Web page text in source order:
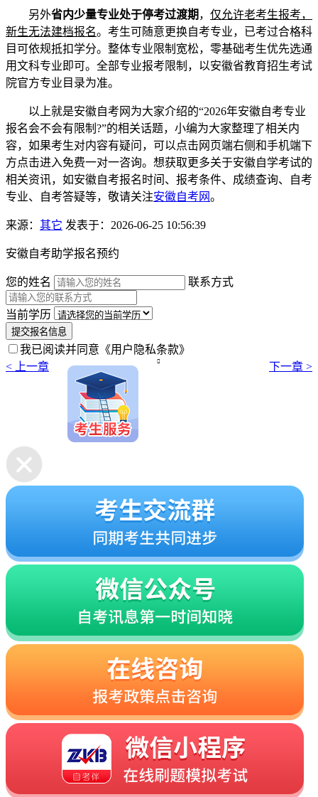
另外省内少量专业处于停考过渡期 ， 仅允许老考生报考，
新生无法建档报名。考生可随意更换自考专业，已考过合格科
目可依规抵扣学分。整体专业限制宽松，零基础考生优先选通
用文科专业即可。全部专业报考限制，以安徽省教育招生考试
院官方专业目录为准。
以上就是安徽自考网为大家介绍的“2026年安徽自考专业
报名会不会有限制?”的相关话题，小编为大家整理了相关内
容，如果考生对内容有疑问，可以点击网页端右侧和手机端下
方点击进入免费一对一咨询。想获取更多关于安徽自学考试的
相关资讯，如安徽自考报名时间、报考条件、成绩查询、自考
专业、自考答疑等，敬请关注安徽自考网。
来源： 其它 发表于：2026-06-25 10:56:39
安徽自考助学报名预约
您的姓名 联系方式
当前学历
提交报名信息
我已阅读并同意 《用户隐私条款》
< 上一章
 下一章 >